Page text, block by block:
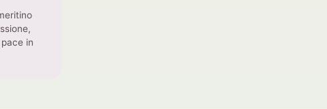
in